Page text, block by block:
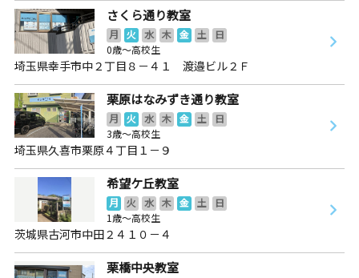
さくら通り教室
月 火 水 木 金 土
日
0歳～高校生
埼玉県幸手市中２丁目８－４１ 渡邉ビル２Ｆ
栗原はなみずき通り教室
月 火 水 木 金 土
日
3歳～高校生
埼玉県久喜市栗原４丁目１－９
希望ケ丘教室
月 火 水 木 金 土
日
1歳～高校生
茨城県古河市中田２４１０－４
栗橋中央教室